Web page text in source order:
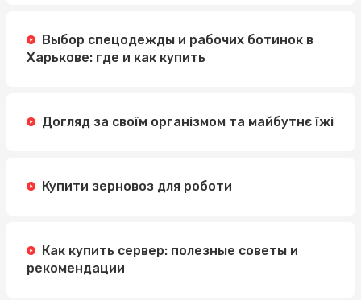
Выбор спецодежды и рабочих ботинок в
Харькове: где и как купить
Догляд за своїм організмом та майбутнє їжі
Купити зерновоз для роботи
Как купить сервер: полезные советы и
рекомендации